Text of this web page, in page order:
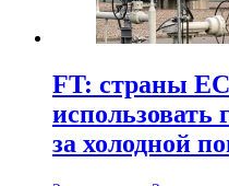
FT: страны ЕС
использовать
за холодной